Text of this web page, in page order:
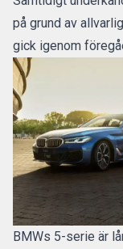
på grund av
gick igenom
BMWs 5-serie är